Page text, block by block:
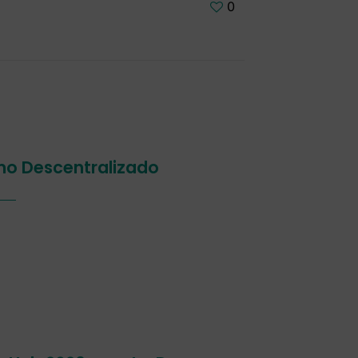
0
Descentralizado